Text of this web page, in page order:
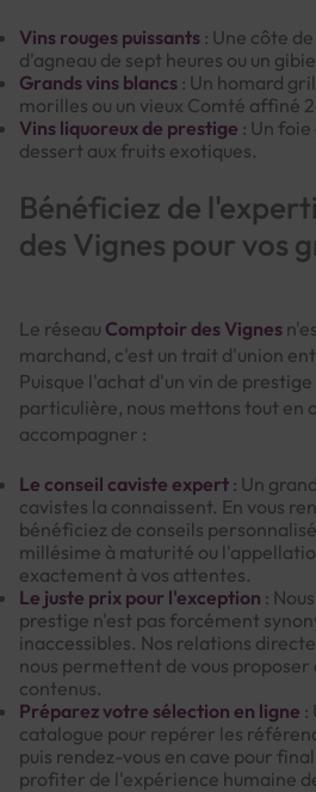
Vins rouges puissants : Une côte
d'agneau de sept heures ou un
Grands vins blancs : Un homard
morilles ou un vieux Comté affiné
Vins liquoreux de prestige : Un
dessert aux fruits exotiques.
Bénéficiez de
des Vignes pour vos
Le réseau Comptoir des Vignes
marchand, c'est un trait d'union
Puisque l'achat d'un vin de
particulière, nous mettons tout en
accompagner :
Le conseil caviste expert : Un
cavistes la connaissent. En vous
bénéficiez de conseils
millésime à maturité ou
exactement à vos attentes.
Le juste prix pour l'exception :
prestige n'est pas forcément
inaccessibles. Nos relations
nous permettent de vous
contenus.
Préparez votre sélection en ligne :
catalogue pour repérer les
puis rendez-vous en cave pour
profiter de l'expérience humaine